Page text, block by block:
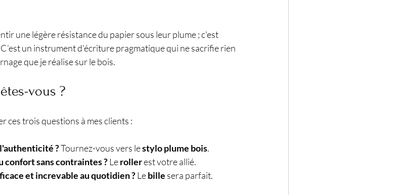
une légère résistance du papier sous leur plume ; c'est
un instrument d'écriture pragmatique qui ne sacrifie rien
que je réalise sur le bois.
vous ?
ces trois questions à mes clients :
? Tournez-vous vers le stylo plume bois.
confort sans contraintes ? Le roller est votre allié.
et increvable au quotidien ? Le bille sera parfait.